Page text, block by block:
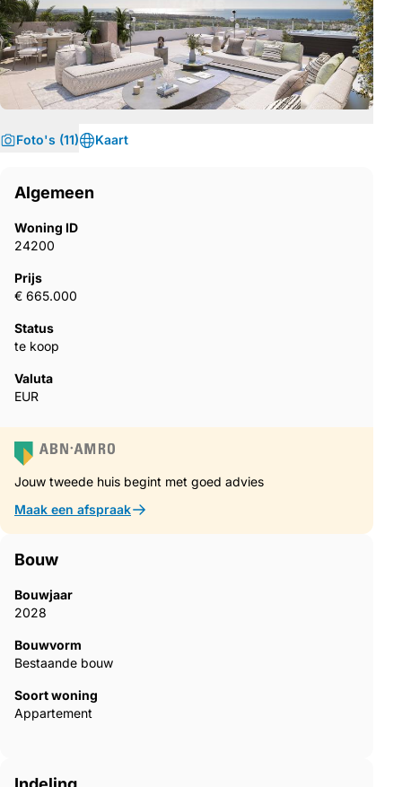
Foto's (11) Kaart
Algemeen
Woning ID
24200
Prijs
€ 665.000
Status
te koop
Valuta
EUR
Jouw tweede huis begint met goed advies
Maak een afspraak
Bouw
Bouwjaar
2028
Bouwvorm
Bestaande bouw
Soort woning
Appartement